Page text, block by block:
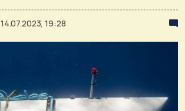
14.07.2023, 19:28